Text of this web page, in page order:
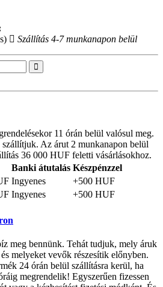
Szállítás 4-7 munkanapon belül
11 órán belül valósul meg.
szállítjuk. Az árut 2 munkanapon belül
36 000 HUF feletti vásárlásokhoz.
Banki átutalás Készpénzzel
Ingyenes
+500 HUF
Ingyenes +500 HUF
meg bennünk. Tehát tudjuk, mely áruk
melyeket vevők részesítik előnyben.
24 órán belül szállításra kerül, ha
megrendelik! Egyszerűen fizessen